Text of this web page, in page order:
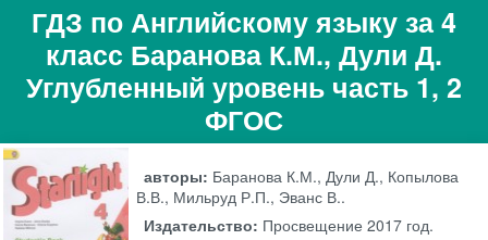
ГДЗ по Английскому языку за 4
класс Баранова К.М., Дули Д.
Углубленный уровень часть 1, 2
ФГОС
авторы: Баранова К.М., Дули Д., Копылова
В.В., Мильруд Р.П., Эванс В..
Издательство: Просвещение 2017 год.